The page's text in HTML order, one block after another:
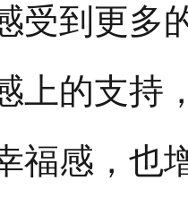
受到更多
上的支持
福感，也